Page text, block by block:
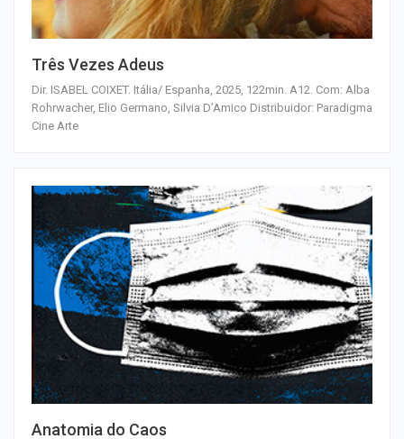
Três Vezes Adeus
Dir. ISABEL COIXET. Itália/ Espanha, 2025, 122min. A12. Com: Alba
Rohrwacher, Elio Germano, Silvia D’Amico Distribuidor: Paradigma
Cine Arte
Anatomia do Caos